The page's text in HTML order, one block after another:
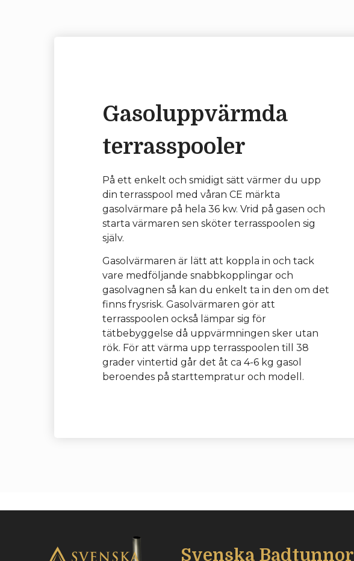
Gasoluppvärmda
terrasspooler
På ett enkelt och smidigt sätt värmer du upp
din terrasspool med våran CE märkta
gasolvärmare på hela 36 kw. Vrid på gasen och
starta värmaren sen sköter terrasspoolen sig
själv.
Gasolvärmaren är lätt att koppla in och tack
vare medföljande snabbkopplingar och
gasolvagnen så kan du enkelt ta in den om det
finns frysrisk. Gasolvärmaren gör att
terrasspoolen också lämpar sig för
tätbebyggelse då uppvärmningen sker utan
rök. För att värma upp terrasspoolen till 38
grader vintertid går det åt ca 4-6 kg gasol
beroendes på starttempratur och modell.
Svenska Badtunnor